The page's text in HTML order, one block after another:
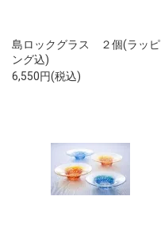
島ロックグラス ２個(ラッピ
ング込)
6,550円(税込)